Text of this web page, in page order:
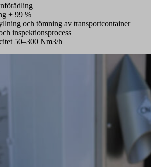
+ 99 %
och tömning av transportcontainer
inspektionsprocess
50–300 Nm3/h